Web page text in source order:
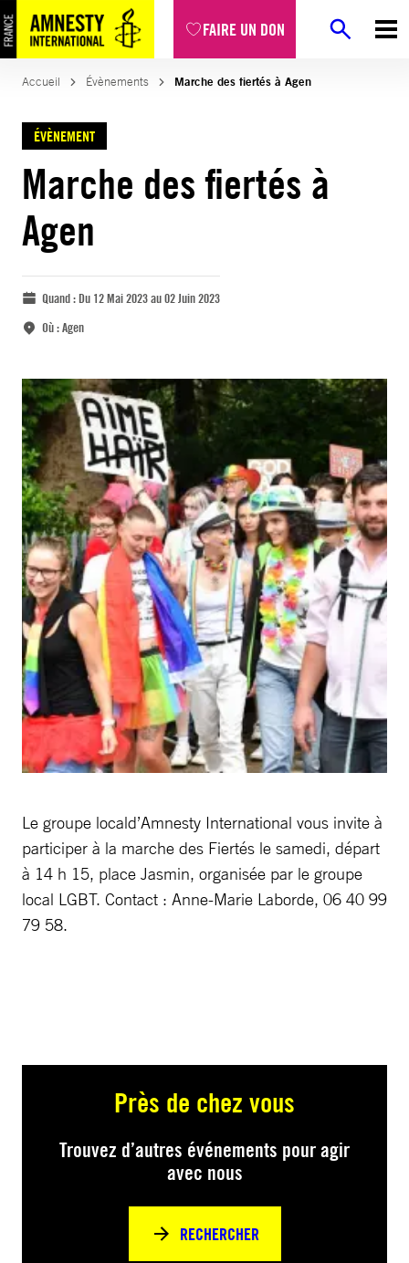
FAIRE UN DON
Accueil Évènements Marche des fiertés à Agen
ÉVÈNEMENT
Marche des fiertés à
Agen
Quand :Du 12 Mai 2023 au 02 Juin 2023
Où :Agen
Le groupe locald’Amnesty International vous invite à
participer à la marche des Fiertés le samedi, départ
à 14 h 15, place Jasmin, organisée par le groupe
local LGBT. Contact : Anne-Marie Laborde, 06 40 99
79 58.
Près de chez vous
Trouvez d’autres événements pour agir
avec nous
RECHERCHER